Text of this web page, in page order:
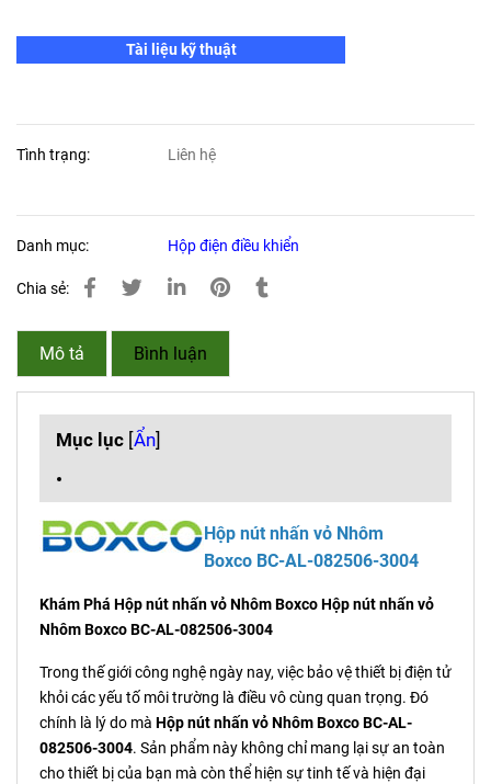
Tài liệu kỹ thuật
Tình trạng: Liên hệ
Danh mục: Hộp điện điều khiển
Chia sẻ:
Mô tả Bình luận
Mục lục [Ẩn]
Hộp nút nhấn vỏ Nhôm
Boxco BC-AL-082506-3004
Khám Phá Hộp nút nhấn vỏ Nhôm Boxco Hộp nút nhấn vỏ
Nhôm Boxco BC-AL-082506-3004
Trong thế giới công nghệ ngày nay, việc bảo vệ thiết bị điện tử
khỏi các yếu tố môi trường là điều vô cùng quan trọng. Đó
chính là lý do mà Hộp nút nhấn vỏ Nhôm Boxco BC-AL-
082506-3004. Sản phẩm này không chỉ mang lại sự an toàn
cho thiết bị của bạn mà còn thể hiện sự tinh tế và hiện đại